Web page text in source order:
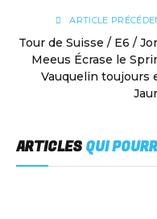
ARTICLE
Tour de Suisse / E6 /
Meeus Écrase le
Vauquelin toujours
ARTICLES QUI